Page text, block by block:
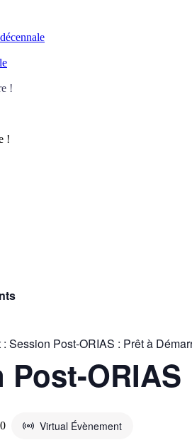
!
!
: Session Post-ORIAS : Prêt à
Post-
Virtual Évènement